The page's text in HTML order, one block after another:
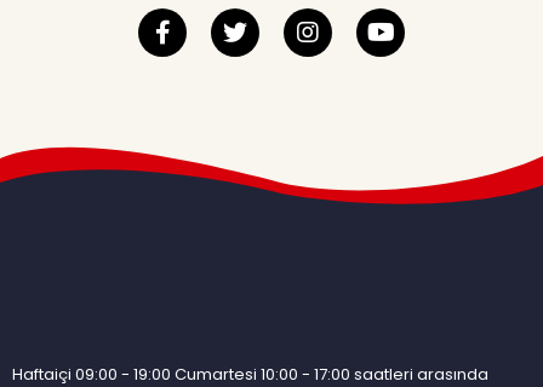
Haftaiçi 09:00 - 19:00 Cumartesi 10:00 - 17:00 saatleri arasında